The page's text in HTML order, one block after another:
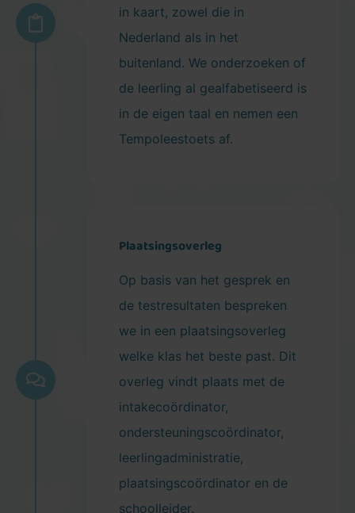
in kaart, zowel die in
Nederland als in het
buitenland. We onderzoeken of
de leerling al gealfabetiseerd is
in de eigen taal en nemen een
Tempoleestoets af.
Plaatsingsoverleg
Op basis van het gesprek en
de testresultaten bespreken
we in een plaatsingsoverleg
welke klas het beste past. Dit
overleg vindt plaats met de
intakecoördinator,
ondersteuningscoördinator,
leerlingadministratie,
plaatsingscoördinator en de
schoolleider.